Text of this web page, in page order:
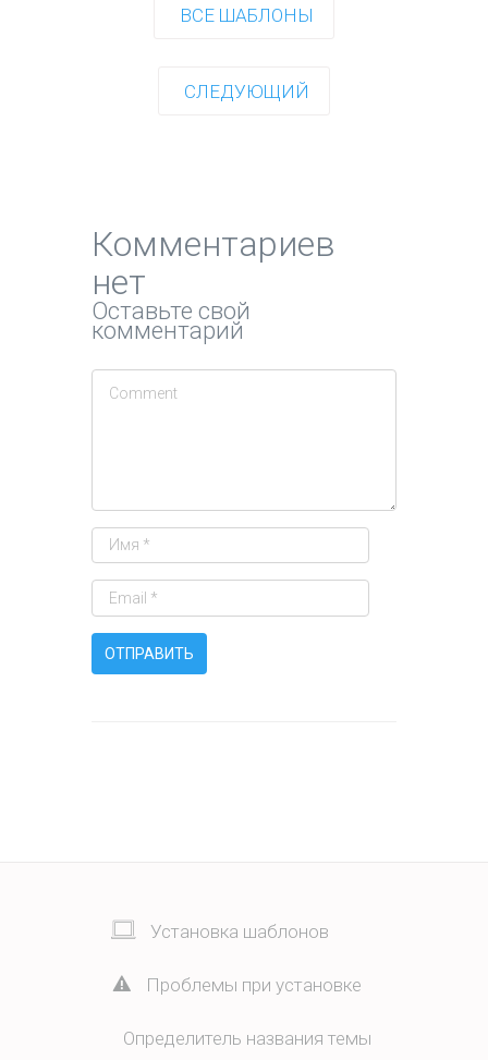
ВСЕ ШАБЛОНЫ
СЛЕДУЮЩИЙ
Комментариев
нет
Оставьте свой
комментарий
Установка шаблонов
Проблемы при установке
Определитель названия темы